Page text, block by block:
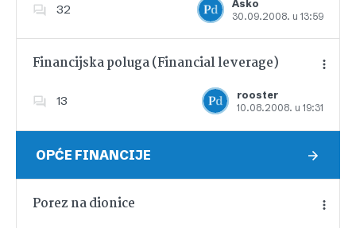
32
Asko
30.09.2008. u 13:59
Dodajte u favorite
Financijska poluga (Financial leverage)
13
rooster
10.08.2008. u 19:31
Dodajte u favorite
OPĆE FINANCIJE
Porez na dionice